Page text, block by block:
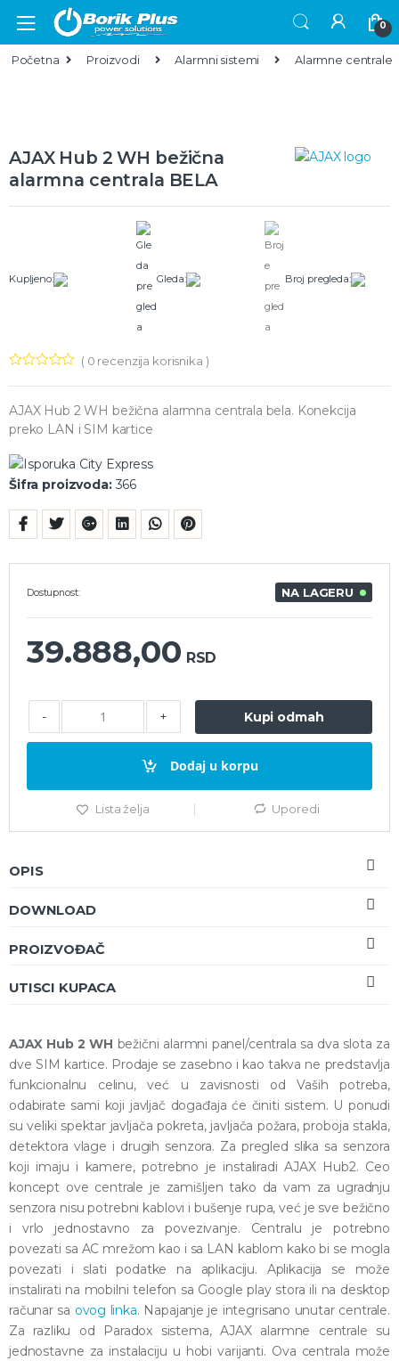
Skip to navigation
Skip to content
0
Početna Proizvodi Alarmni sistemi Alarmne centrale
AJAX Hub 2 WH bežična
alarmna centrala BELA
Kupljeno: Gleda: Broj pregleda:
( 0 recenzija korisnika )
AJAX Hub 2 WH bežična alarmna centrala bela. Konekcija
preko LAN i SIM kartice
Šifra proizvoda: 366
Dostupnost: NA LAGERU
39.888,00 RSD
- +
Dodaj u korpu
Kupi odmah
Lista želja Uporedi
OPIS
DOWNLOAD
PROIZVOĐAČ
UTISCI KUPACA
AJAX Hub 2 WH bežični alarmni panel/centrala sa dva slota za
dve SIM kartice. Prodaje se zasebno i kao takva ne predstavlja
funkcionalnu celinu, već u zavisnosti od Vaših potreba,
odabirate sami koji javljač događaja će činiti sistem. U ponudi
su veliki spektar javljača pokreta, javljača požara, proboja stakla,
detektora vlage i drugih senzora. Za pregled slika sa senzora
koji imaju i kamere, potrebno je instaliradi AJAX Hub2. Ceo
koncept ove centrale je zamišljen tako da vam za ugradnju
senzora nisu potrebni kablovi i bušenje rupa, već je sve bežično
i vrlo jednostavno za povezivanje. Centralu je potrebno
povezati sa AC mrežom kao i sa LAN kablom kako bi se mogla
povezati i slati podatke na aplikaciju. Aplikacija se može
instalirati na mobilni telefon sa Google play stora ili na desktop
računar sa ovog linka. Napajanje je integrisano unutar centrale.
Za razliku od Paradox sistema, AJAX alarmne centrale su
jednostavne za instalaciju u hobi varijanti. Ova centrala može